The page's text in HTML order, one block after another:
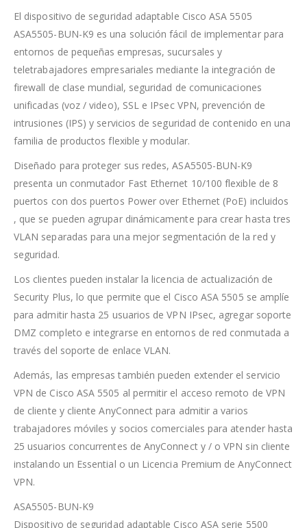
El dispositivo de seguridad adaptable Cisco ASA 5505
ASA5505-BUN-K9 es una solución fácil de implementar para
entornos de pequeñas empresas, sucursales y
teletrabajadores empresariales mediante la integración de
firewall de clase mundial, seguridad de comunicaciones
unificadas (voz / video), SSL e IPsec VPN, prevención de
intrusiones (IPS) y servicios de seguridad de contenido en una
familia de productos flexible y modular.
Diseñado para proteger sus redes, ASA5505-BUN-K9
presenta un conmutador Fast Ethernet 10/100 flexible de 8
puertos con dos puertos Power over Ethernet (PoE) incluidos
, que se pueden agrupar dinámicamente para crear hasta tres
VLAN separadas para una mejor segmentación de la red y
seguridad.
Los clientes pueden instalar la licencia de actualización de
Security Plus, lo que permite que el Cisco ASA 5505 se amplíe
para admitir hasta 25 usuarios de VPN IPsec, agregar soporte
DMZ completo e integrarse en entornos de red conmutada a
través del soporte de enlace VLAN.
Además, las empresas también pueden extender el servicio
VPN de Cisco ASA 5505 al permitir el acceso remoto de VPN
de cliente y cliente AnyConnect para admitir a varios
trabajadores móviles y socios comerciales para atender hasta
25 usuarios concurrentes de AnyConnect y / o VPN sin cliente
instalando un Essential o un Licencia Premium de AnyConnect
VPN.
ASA5505-BUN-K9
Dispositivo de seguridad adaptable Cisco ASA serie 5500